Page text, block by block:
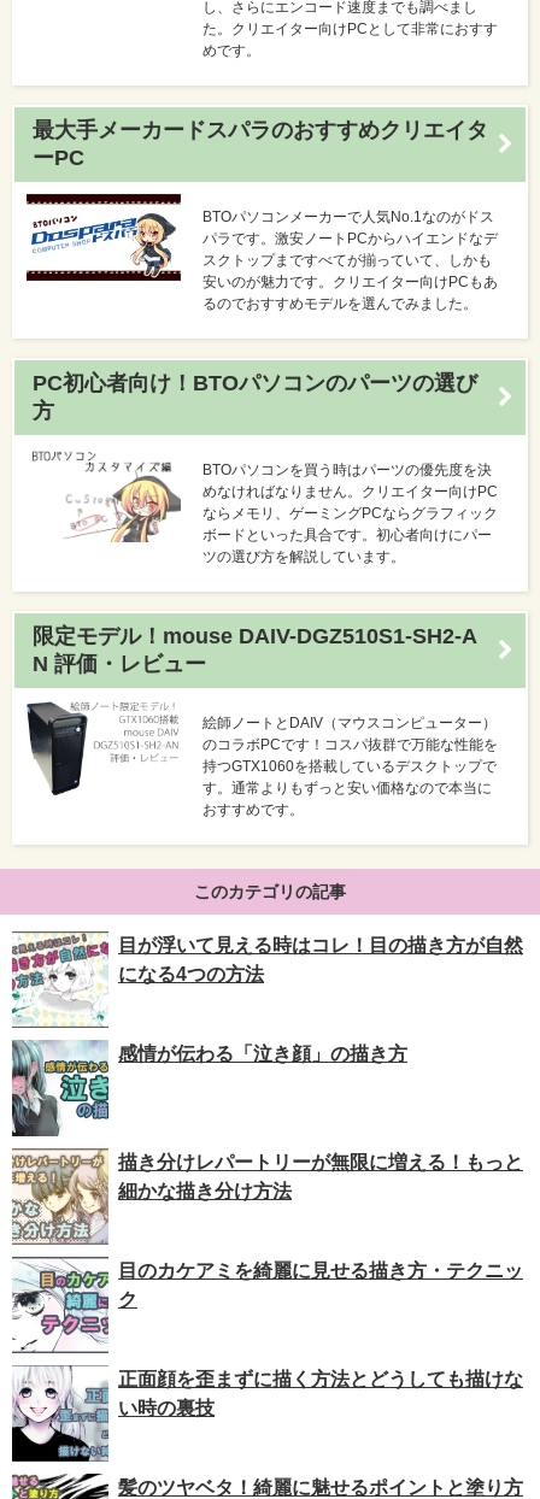
し、さらにエンコード速度までも調べまし
た。クリエイター向けPCとして非常におすす
めです。
最大手メーカードスパラのおすすめクリエイタ
ーPC
BTOパソコンメーカーで人気No.1なのがドス
パラです。激安ノートPCからハイエンドなデ
スクトップまですべてが揃っていて、しかも
安いのが魅力です。クリエイター向けPCもあ
るのでおすすめモデルを選んでみました。
PC初心者向け！BTOパソコンのパーツの選び
方
BTOパソコンを買う時はパーツの優先度を決
めなければなりません。クリエイター向けPC
ならメモリ、ゲーミングPCならグラフィック
ボードといった具合です。初心者向けにパー
ツの選び方を解説しています。
限定モデル！mouse DAIV-DGZ510S1-SH2-A
N 評価・レビュー
絵師ノートとDAIV（マウスコンピューター）
のコラボPCです！コスパ抜群で万能な性能を
持つGTX1060を搭載しているデスクトップで
す。通常よりもずっと安い価格なので本当に
おすすめです。
このカテゴリの記事
目が浮いて見える時はコレ！目の描き方が自然
になる4つの方法
感情が伝わる「泣き顔」の描き方
描き分けレパートリーが無限に増える！もっと
細かな描き分け方法
目のカケアミを綺麗に見せる描き方・テクニッ
ク
正面顔を歪まずに描く方法とどうしても描けな
い時の裏技
髪のツヤベタ！綺麗に魅せるポイントと塗り方